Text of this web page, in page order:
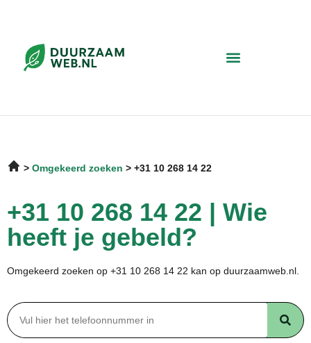
Omgekeerd zoeken +31 10 268 14 22
+31 10 268 14 22 | Wie
heeft je gebeld?
Omgekeerd zoeken op +31 10 268 14 22 kan op duurzaamweb.nl.